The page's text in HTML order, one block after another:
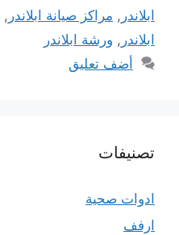
ابلاندر , مراكز صيانة ابلاندر ,
ابلاندر , ورشة ابلاندر
أضف تعليق
تصنيفات
ادوات صحية
ارفف